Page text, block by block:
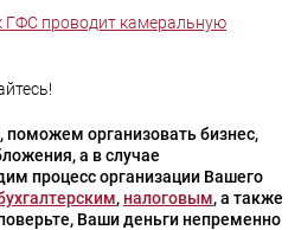
ГФС проводит камеральную
организовать бизнес,
а в случае
процесс организации Вашего
, налоговым, а также
Ваши деньги непременно